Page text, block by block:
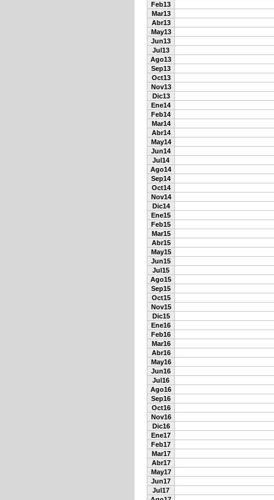
Feb13
Mar13
Abr13
May13
Jun13
Jul13
Ago13
Sep13
Oct13
Nov13
Dic13
Ene14
Feb14
Mar14
Abr14
May14
Jun14
Jul14
Ago14
Sep14
Oct14
Nov14
Dic14
Ene15
Feb15
Mar15
Abr15
May15
Jun15
Jul15
Ago15
Sep15
Oct15
Nov15
Dic15
Ene16
Feb16
Mar16
Abr16
May16
Jun16
Jul16
Ago16
Sep16
Oct16
Nov16
Dic16
Ene17
Feb17
Mar17
Abr17
May17
Jun17
Jul17